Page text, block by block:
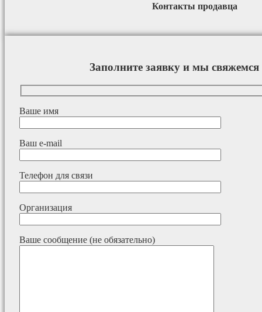
Контакты продавца
Заполните заявку и мы
Ваше имя
Ваш e-mail
Телефон для связи
Организация
Ваше сообщение (не обязательно)